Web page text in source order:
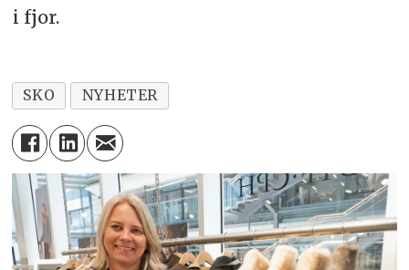
i fjor.
SKO NYHETER